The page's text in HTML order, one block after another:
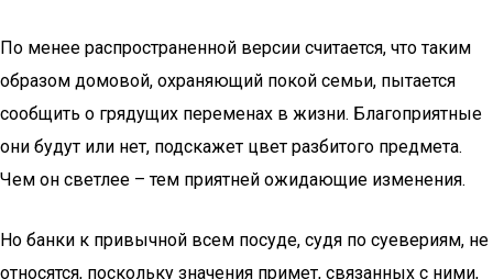
По менее распространенной версии считается, что таким
образом домовой, охраняющий покой семьи, пытается
сообщить о грядущих переменах в жизни. Благоприятные
они будут или нет, подскажет цвет разбитого предмета.
Чем он светлее – тем приятней ожидающие изменения.
Но банки к привычной всем посуде, судя по суевериям, не
относятся, поскольку значения примет, связанных с ними,